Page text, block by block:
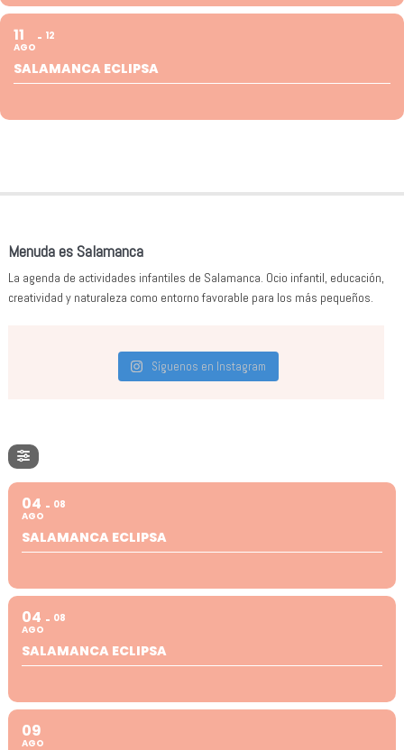
11
AGO
12
SALAMANCA ECLIPSA
Menuda es Salamanca
La agenda de actividades infantiles de Salamanca. Ocio infantil, educación,
creatividad y naturaleza como entorno favorable para los más pequeños.
Síguenos en Instagram
04
AGO
08
SALAMANCA ECLIPSA
04
AGO
08
SALAMANCA ECLIPSA
09
AGO